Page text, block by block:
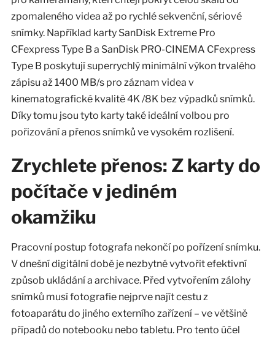
zpomaleného videa až po rychlé sekvenční, sériové
snímky. Například karty SanDisk Extreme Pro
CFexpress Type B a SanDisk PRO-CINEMA CFexpress
Type B poskytují superrychlý minimální výkon trvalého
zápisu až 1400 MB/s pro záznam videa v
kinematografické kvalitě 4K /8K bez výpadků snímků.
Díky tomu jsou tyto karty také ideální volbou pro
pořizování a přenos snímků ve vysokém rozlišení.
Zrychlete přenos: Z karty do
počítače v jediném
okamžiku
Pracovní postup fotografa nekončí po pořízení snímku.
V dnešní digitální době je nezbytné vytvořit efektivní
způsob ukládání a archivace. Před vytvořením zálohy
snímků musí fotografie nejprve najít cestu z
fotoaparátu do jiného externího zařízení – ve většině
případů do notebooku nebo tabletu. Pro tento účel